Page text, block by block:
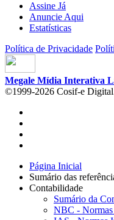
Assine Já
Anuncie Aqui
Estatísticas
Política de Privacidade
Megale Mídia Interativa
©1999-2026 Cosif-e
Página Inicial
Sumário das
Contabilidade
Sumário da
NBC - Normas